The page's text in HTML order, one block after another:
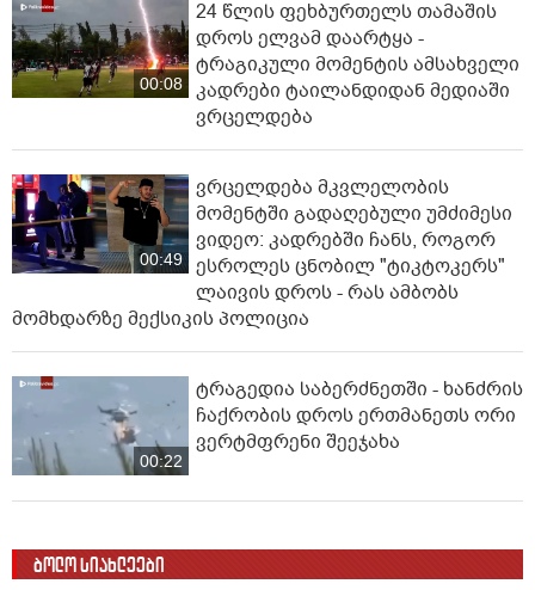
00:08
24 წლის ფეხბურთელს თამაშის
დროს ელვამ დაარტყა -
ტრაგიკული მომენტის ამსახველი
კადრები ტაილანდიდან მედიაში
ვრცელდება
00:49
ვრცელდება მკვლელობის
მომენტში გადაღებული უმძიმესი
ვიდეო: კადრებში ჩანს, როგორ
ესროლეს ცნობილ "ტიკტოკერს"
ლაივის დროს - რას ამბობს
მომხდარზე მექსიკის პოლიცია
00:22
ტრაგედია საბერძნეთში - ხანძრის
ჩაქრობის დროს ერთმანეთს ორი
ვერტმფრენი შეეჯახა
ბოლო სიახლეები